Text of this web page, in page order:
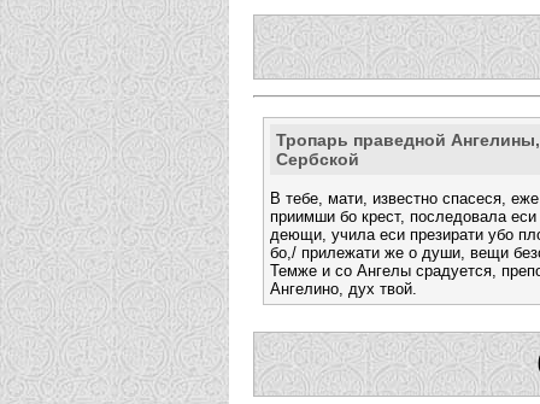
Тропарь праведной
Сербской
В тебе, мати, известно спасеся,
приимши бо крест, последовала
деющи, учила еси презирати убо
бо,/ прилежати же о души, вещи
Темже и со Ангелы срадуется,
Ангелино, дух твой.